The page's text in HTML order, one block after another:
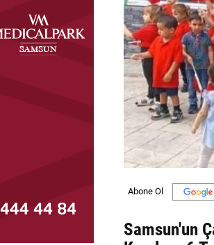
DÜNYA
MAGAZİN
Künye
Samsun'un